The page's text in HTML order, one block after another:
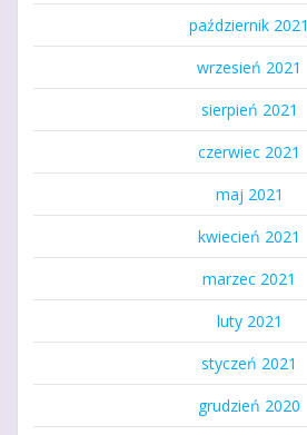
październik 2021
wrzesień 2021
sierpień 2021
czerwiec 2021
maj 2021
kwiecień 2021
marzec 2021
luty 2021
styczeń 2021
grudzień 2020